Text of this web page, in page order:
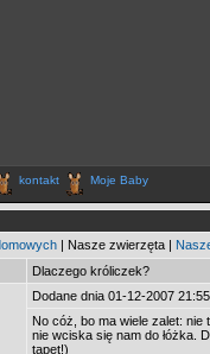
kontakt Moje Baby
| Nasze zwierzęta |
Dlaczego króliczek?
Dodane dnia 01-12-2007 21:55
No cóż, bo ma wiele zalet: nie
nie wciska się nam do łóżka.
tapet!)